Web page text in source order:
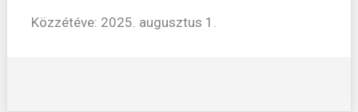
Közzétéve: 2025. augusztus 1.